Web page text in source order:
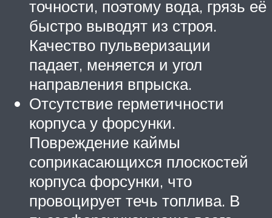
точности, поэтому вода, грязь её
быстро выводят из строя.
Качество пульверизации
падает, меняется и угол
направления впрыска.
Отсутствие герметичности
корпуса у форсунки.
Повреждение каймы
соприкасающихся плоскостей
корпуса форсунки, что
провоцирует течь топлива. В